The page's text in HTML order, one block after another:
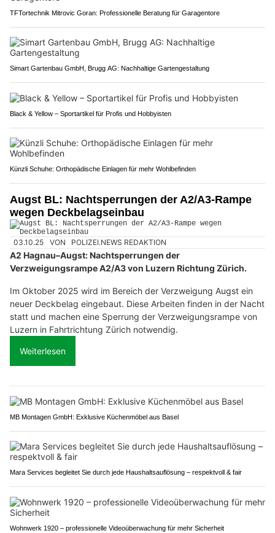
TFTortechnik Mitrovic Goran: Professionelle Beratung für Garagentore
Simart Gartenbau GmbH, Brugg AG: Nachhaltige Gartengestaltung
Black & Yellow – Sportartikel für Profis und Hobbyisten
Künzli Schuhe: Orthopädische Einlagen für mehr Wohlbefinden
Augst BL: Nachtsperrungen der A2/A3-Rampe
wegen Deckbelagseinbau
03.10.25 VON POLIZEI.NEWS REDAKTION
A2 Hagnau–Augst: Nachtsperrungen der
Verzweigungsrampe A2/A3 von Luzern Richtung Zürich.
Im Oktober 2025 wird im Bereich der Verzweigung Augst ein
neuer Deckbelag eingebaut. Diese Arbeiten finden in der Nacht
statt und machen eine Sperrung der Verzweigungsrampe von
Luzern in Fahrtrichtung Zürich notwendig.
Weiterlesen
MB Montagen GmbH: Exklusive Küchenmöbel aus Basel
Mara Services begleitet Sie durch jede Haushaltsauflösung – respektvoll & fair
Wohnwerk 1920 – professionelle Videoüberwachung für mehr Sicherheit